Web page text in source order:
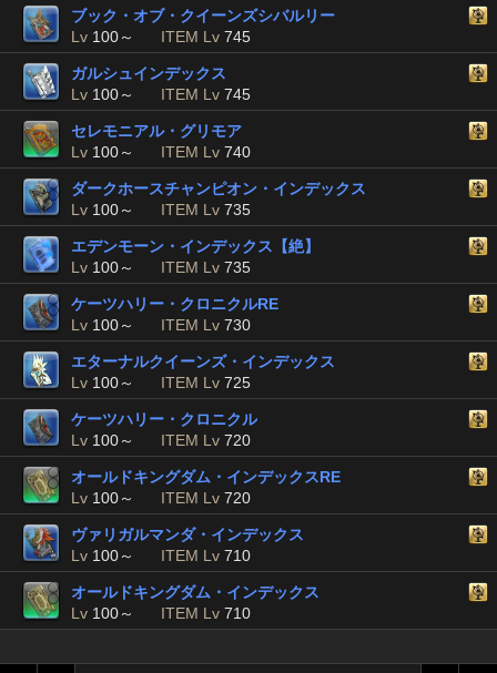
ブック・オブ・クイーンズシバルリー
Lv 100～ ITEM Lv 745
ガルシュインデックス
Lv 100～ ITEM Lv 745
セレモニアル・グリモア
Lv 100～ ITEM Lv 740
ダークホースチャンピオン・インデックス
Lv 100～ ITEM Lv 735
エデンモーン・インデックス【絶】
Lv 100～ ITEM Lv 735
ケーツハリー・クロニクルRE
Lv 100～ ITEM Lv 730
エターナルクイーンズ・インデックス
Lv 100～ ITEM Lv 725
ケーツハリー・クロニクル
Lv 100～ ITEM Lv 720
オールドキングダム・インデックスRE
Lv 100～ ITEM Lv 720
ヴァリガルマンダ・インデックス
Lv 100～ ITEM Lv 710
オールドキングダム・インデックス
Lv 100～ ITEM Lv 710